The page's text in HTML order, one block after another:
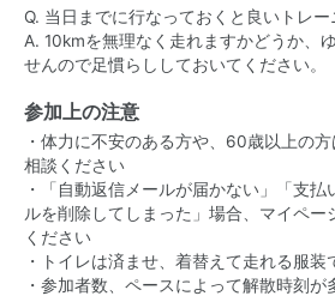
Q. 当日までに行なっておくと良いトレ
A. 10kmを無理なく走れますかどうか、
せんので足慣らししておいてください。
参加上の注意
・体力に不安のある方や、60歳以上の
相談ください
・「自動返信メールが届かない」「支
ルを削除してしまった」場合、マイペー
ください
・トイレは済ませ、着替えて走れる服装
・参加者数、ペースによって解散時刻が